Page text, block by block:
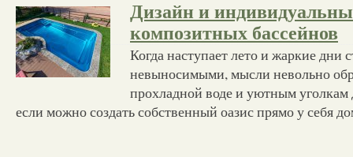
Дизайн и
композитных бассейнов
Когда наступает лето и жаркие дни
невыносимыми, мысли невольно
прохладной воде и уютным уголкам
если можно создать собственный оазис прямо у себя